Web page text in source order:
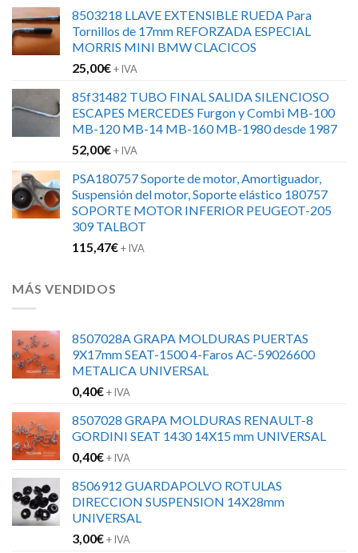
original
era:
152,00€.
actual
es:
120,00€.
8503218 LLAVE EXTENSIBLE RUEDA Para
Tornillos de 17mm REFORZADA ESPECIAL
MORRIS MINI BMW CLACICOS
25,00€+ IVA
85f31482 TUBO FINAL SALIDA SILENCIOSO
ESCAPES MERCEDES Furgon y Combi MB-100
MB-120 MB-14 MB-160 MB-1980 desde 1987
52,00€+ IVA
PSA180757 Soporte de motor, Amortiguador,
Suspensión del motor, Soporte elástico 180757
SOPORTE MOTOR INFERIOR PEUGEOT-205
309 TALBOT
115,47€+ IVA
MÁS VENDIDOS
8507028A GRAPA MOLDURAS PUERTAS
9X17mm SEAT-1500 4-Faros AC-59026600
METALICA UNIVERSAL
0,40€+ IVA
8507028 GRAPA MOLDURAS RENAULT-8
GORDINI SEAT 1430 14X15 mm UNIVERSAL
0,40€+ IVA
8506912 GUARDAPOLVO ROTULAS
DIRECCION SUSPENSION 14X28mm
UNIVERSAL
3,00€+ IVA